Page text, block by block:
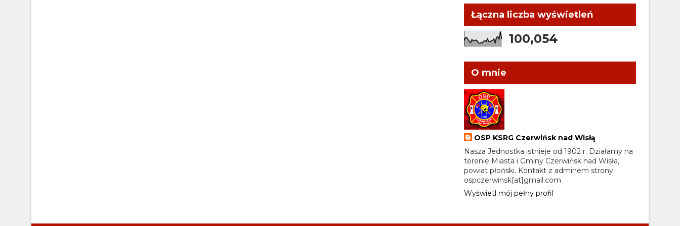
Łączna liczba wyświetleń
100,054
O mnie
OSP KSRG Czerwińsk nad Wisłą
Nasza Jednostka istnieje od 1902 r. Działamy na
terenie Miasta i Gminy Czerwińsk nad Wisła,
powiat płoński. Kontakt z adminem strony:
ospczerwinsk[at]gmail.com
Wyświetl mój pełny profil